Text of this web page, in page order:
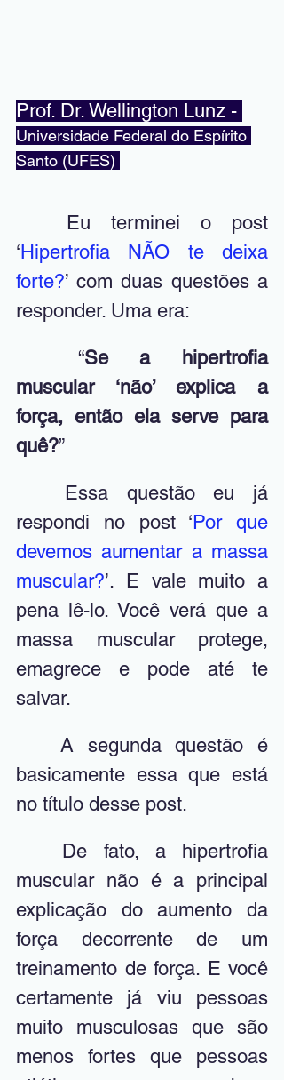
Prof. Dr. Wellington Lunz -
Universidade Federal do Espírito
Santo (UFES)
‘Hipertrofia NÃO te deixa
forte?’ com duas questões a
responder. Uma era:
	“
Se a hipertrofia
muscular ‘não’ explica a
força, então ela serve para
quê?”
respondi no post ‘Por que
devemos aumentar a massa
muscular?’. E vale muito a
pena lê-lo. Você verá que a
massa muscular protege,
emagrece e pode até te
salvar.
basicamente essa que está
no título desse post.
muscular não é a principal
explicação do aumento da
força decorrente de um
treinamento de força. E você
certamente já viu pessoas
muito musculosas que são
menos fortes que pessoas